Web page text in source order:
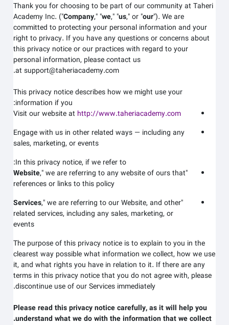
Thank you for choosing to be part of our community at Taheri
Academy Inc.("Company," "we," "us," or "our "). We are
committed to protecting your personal information and your
right to privacy. If you have any questions or concerns about
this privacy notice or our practices with regard to your
personal information, please contact us
at support@taheriacademy.com.
This privacy notice describes how we might use your
information if you:
Visit our website athttp://www.taheriacademy.com
Engage with us in other related ways ― including any
sales, marketing, or events
In this privacy notice, if we refer to:
Website," we are referring to any website of ours that
references or links to this policy
Services," we are referring to ourWebsite,and other
related services, including any sales, marketing, or
events
The purpose of this privacy notice is to explain to you in the
clearest way possible what information we collect, how we use
it, and what rights you have in relation to it. If there are any
terms in this privacy notice that you do not agree with, please
discontinue use of our Services immediately.
Please read this privacy notice carefully, as it will help you
understand what we do with the information that we collect.